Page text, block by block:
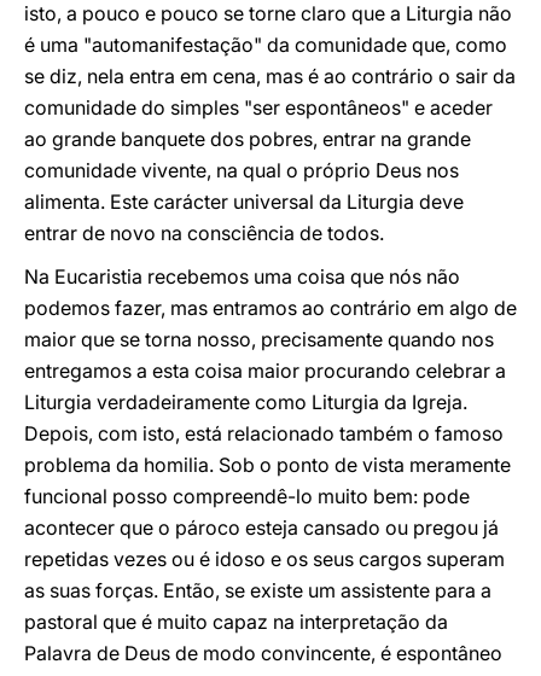
isto, a pouco e pouco se torne claro que a Liturgia não
é uma "automanifestação" da comunidade que, como
se diz, nela entra em cena, mas é ao contrário o sair da
comunidade do simples "ser espontâneos" e aceder
ao grande banquete dos pobres, entrar na grande
comunidade vivente, na qual o próprio Deus nos
alimenta. Este carácter universal da Liturgia deve
entrar de novo na consciência de todos.
Na Eucaristia recebemos uma coisa que nós não
podemos fazer, mas entramos ao contrário em algo de
maior que se torna nosso, precisamente quando nos
entregamos a esta coisa maior procurando celebrar a
Liturgia verdadeiramente como Liturgia da Igreja.
Depois, com isto, está relacionado também o famoso
problema da homilia. Sob o ponto de vista meramente
funcional posso compreendê-lo muito bem: pode
acontecer que o pároco esteja cansado ou pregou já
repetidas vezes ou é idoso e os seus cargos superam
as suas forças. Então, se existe um assistente para a
pastoral que é muito capaz na interpretação da
Palavra de Deus de modo convincente, é espontâneo